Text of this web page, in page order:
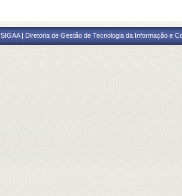
SIGAA | Diretoria de Gestão de Tecnologia da Informação e